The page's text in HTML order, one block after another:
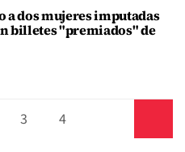
a dos mujeres imputadas
billetes "premiados" de
3 4